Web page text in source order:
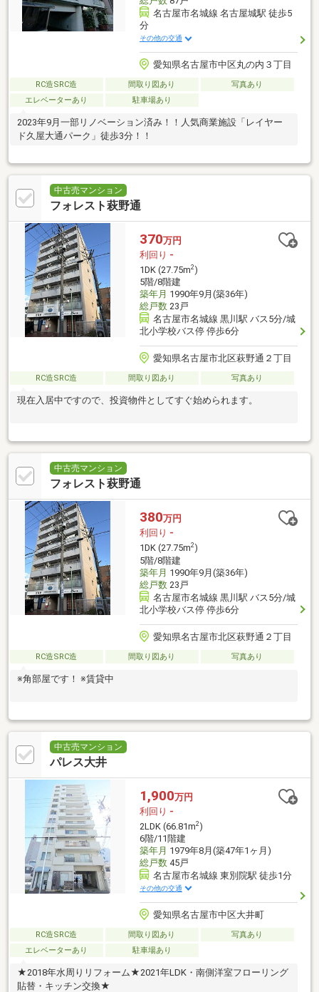
名古屋市名城線 名古屋城駅 徒歩5
分
その他の交通
愛知県名古屋市中区丸の内３丁目
RC造SRC造 間取り図あり
写真あり
エレベーターあり
駐車場あり
2023年9月一部リノベーション済み！！人気商業施設「レイヤー
ド久屋大通パーク」徒歩3分！！
中古売マンション
フォレスト萩野通
370万円
利回り -
1DK (27.75m2)
5階/8階建
築年月 1990年9月(築36年)
総戸数23戸
名古屋市名城線 黒川駅 バス5分/城
北小学校バス停 停歩6分
愛知県名古屋市北区萩野通２丁目
RC造SRC造 間取り図あり 写真あり
現在入居中ですので、投資物件としてすぐ始められます。
中古売マンション
フォレスト萩野通
380万円
利回り -
1DK (27.75m2)
5階/8階建
築年月 1990年9月(築36年)
総戸数23戸
名古屋市名城線 黒川駅 バス5分/城
北小学校バス停 停歩6分
愛知県名古屋市北区萩野通２丁目
RC造SRC造 間取り図あり 写真あり
※角部屋です！ ※賃貸中
中古売マンション
パレス大井
1,900万円
利回り -
2LDK (66.81m2)
6階/11階建
築年月 1979年8月(築47年1ヶ月)
総戸数45戸
名古屋市名城線 東別院駅 徒歩1分
その他の交通
愛知県名古屋市中区大井町
RC造SRC造 間取り図あり
写真あり
エレベーターあり
駐車場あり
★2018年水周りリフォーム★2021年LDK・南側洋室フローリング
貼替・キッチン交換★